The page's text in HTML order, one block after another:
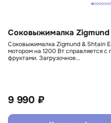
Соковыжималка
Соковыжималка Zigmund & Shtain
мотором на 1200 Вт справляется
фруктами. Загрузочное…
9 990 ₽